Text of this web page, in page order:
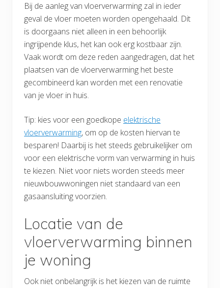
Bij de aanleg van vloerverwarming zal in ieder
geval de vloer moeten worden opengehaald. Dit
is doorgaans niet alleen in een behoorlijk
ingrijpende klus, het kan ook erg kostbaar zijn.
Vaak wordt om deze reden aangedragen, dat het
plaatsen van de vloerverwarming het beste
gecombineerd kan worden met een renovatie
van je vloer in huis.
Tip: kies voor een goedkope elektrische
vloerverwarming, om op de kosten hiervan te
besparen! Daarbij is het steeds gebruikelijker om
voor een elektrische vorm van verwarming in huis
te kiezen. Niet voor niets worden steeds meer
nieuwbouwwoningen niet standaard van een
gasaansluiting voorzien.
Locatie van de
vloerverwarming binnen
je woning
Ook niet onbelangrijk is het kiezen van de ruimte